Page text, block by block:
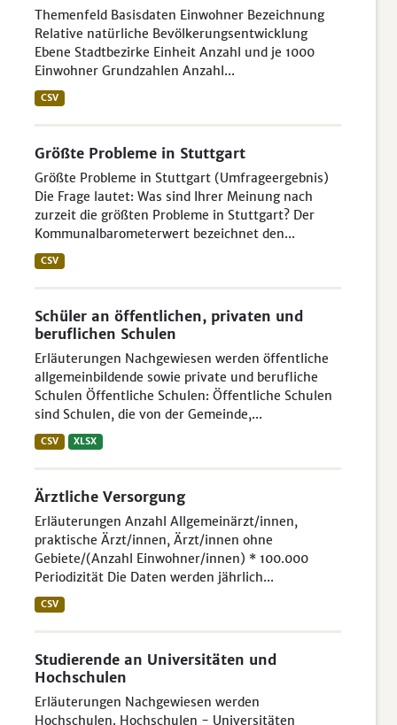
Themenfeld Basisdaten Einwohner Bezeichnung
Relative natürliche Bevölkerungsentwicklung
Ebene Stadtbezirke Einheit Anzahl und je 1000
Einwohner Grundzahlen Anzahl...
CSV
Größte Probleme in Stuttgart
Größte Probleme in Stuttgart (Umfrageergebnis)
Die Frage lautet: Was sind Ihrer Meinung nach
zurzeit die größten Probleme in Stuttgart? Der
Kommunalbarometerwert bezeichnet den...
CSV
Schüler an öffentlichen, privaten und
beruflichen Schulen
Erläuterungen Nachgewiesen werden öffentliche
allgemeinbildende sowie private und berufliche
Schulen Öffentliche Schulen: Öffentliche Schulen
sind Schulen, die von der Gemeinde,...
CSV XLSX
Ärztliche Versorgung
Erläuterungen Anzahl Allgemeinärzt/innen,
praktische Ärzt/innen, Ärzt/innen ohne
Gebiete/(Anzahl Einwohner/innen) * 100.000
Periodizität Die Daten werden jährlich...
CSV
Studierende an Universitäten und
Hochschulen
Erläuterungen Nachgewiesen werden
Hochschulen. Hochschulen - Universitäten